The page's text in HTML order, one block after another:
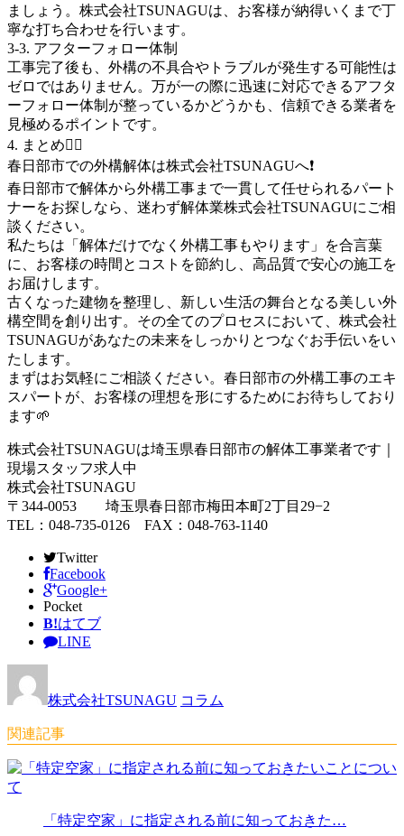
ましょう。株式会社TSUNAGUは、お客様が納得いくまで丁
寧な打ち合わせを行います。
3-3. アフターフォロー体制
工事完了後も、外構の不具合やトラブルが発生する可能性は
ゼロではありません。万が一の際に迅速に対応できるアフタ
ーフォロー体制が整っているかどうかも、信頼できる業者を
見極めるポイントです。
4. まとめ👷‍♂️
春日部市での外構解体は株式会社TSUNAGUへ❗️
春日部市で解体から外構工事まで一貫して任せられるパート
ナーをお探しなら、迷わず解体業株式会社TSUNAGUにご相
談ください。
私たちは「解体だけでなく外構工事もやります」を合言葉
に、お客様の時間とコストを節約し、高品質で安心の施工を
お届けします。
古くなった建物を整理し、新しい生活の舞台となる美しい外
構空間を創り出す。その全てのプロセスにおいて、株式会社
TSUNAGUがあなたの未来をしっかりとつなぐお手伝いをい
たします。
まずはお気軽にご相談ください。春日部市の外構工事のエキ
スパートが、お客様の理想を形にするためにお待ちしており
ます🌱
株式会社TSUNAGUは埼玉県春日部市の解体工事業者です｜
現場スタッフ求人中
株式会社TSUNAGU
〒344-0053 埼玉県春日部市梅田本町2丁目29−2
TEL：048-735-0126 FAX：048-763-1140
Twitter
Facebook
Google+
Pocket
B!はてブ
LINE
株式会社TSUNAGU コラム
関連記事
「特定空家」に指定される前に知っておきた…